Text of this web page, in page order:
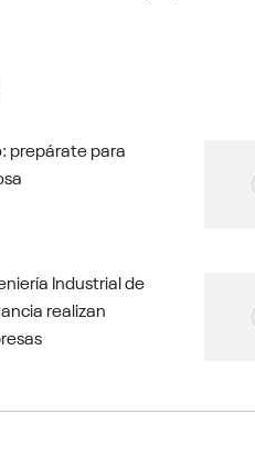
prepárate para
Industrial de
realizan